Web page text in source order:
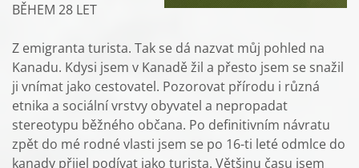
BĚHEM 28 LET
Z emigranta turista. Tak se dá nazvat můj pohled na
Kanadu. Kdysi jsem v Kanadě žil a přesto jsem se snažil
ji vnímat jako cestovatel. Pozorovat přírodu i různá
etnika a sociální vrstvy obyvatel a nepropadat
stereotypu běžného občana. Po definitivním návratu
zpět do mé rodné vlasti jsem se po 16-ti leté odmlce do
kanady přijel podívat jako turista. Většinu času jsem